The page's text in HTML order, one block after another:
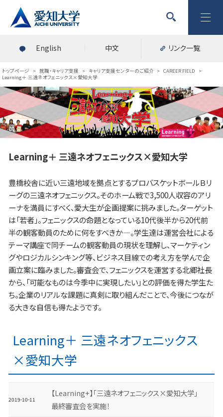
English 中文 リンク一覧
トップページ > 就職・キャリア支援 > キャリア支援センターのご紹介 > CAREER FIELD
>
Learning＋ 三遠ネオフェニックス×愛知大学
Learning＋ 三遠ネオフェニックス×愛知大学
豊橋校舎に近い三遠地域を拠点とするプロバスケットボールＢリ
ーグの三遠ネオフェニックス。そのホーム戦で3,500人収容のアリ
ーナを満員にすべく、愛大生が企画提案に挑みました。ターゲット
は「若者」。フェニックスの命題となっている10代後半から20代前
半の観客動員のために何をすべきか―。学生達は運営会社による
テーマ講座で同チームの観客動員の現状を理解し、マーケティン
グやロジカルシンキング等、ビジネス目線での考え方を学んで企
画立案に臨みました。審査会で、フェニックスを運営する北郷社長
から、「可能なものは今季中に実現したい」との評価を得た学生た
ち。企業のリアルな課題に真剣に取り組んだことで、今後につなが
る大きな自信も得たようです。
Learning＋ 三遠ネオフェニックス
×愛知大学
2019-10-11
【Learning+】「三遠ネオフェニックス×愛知大学」
最終審査会を実施！